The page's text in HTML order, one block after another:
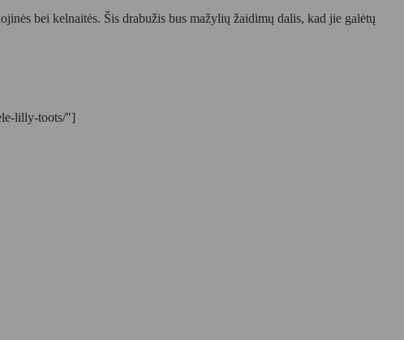
bei kelnaitės. Šis drabužis bus mažylių žaidimų dalis, kad jie galėtų
lilly-toots/"]